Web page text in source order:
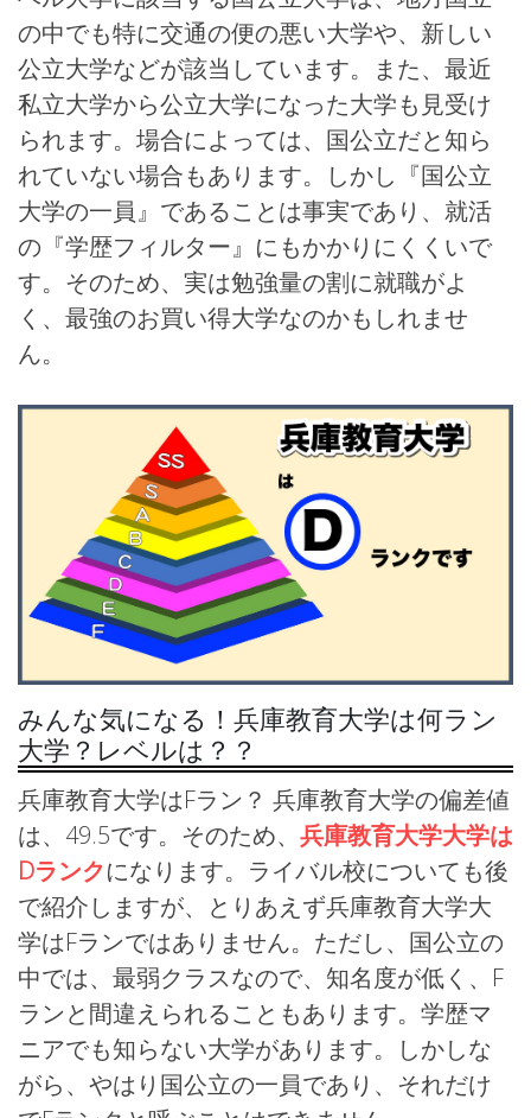
の中でも特に交通の便の悪い大学や、新しい
公立大学などが該当しています。また、最近
私立大学から公立大学になった大学も見受け
られます。場合によっては、国公立だと知ら
れていない場合もあります。しかし『国公立
大学の一員』であることは事実であり、就活
の『学歴フィルター』にもかかりにくくいで
す。そのため、実は勉強量の割に就職がよ
く、最強のお買い得大学なのかもしれませ
ん。
みんな気になる！兵庫教育大学は何ラン
大学？レベルは？？
兵庫教育大学はFラン？ 兵庫教育大学の偏差値
は、49.5です。そのため、 兵庫教育大学大学は
Dランクになります。ライバル校についても後
で紹介しますが、とりあえず兵庫教育大学大
学はFランではありません。ただし、国公立の
中では、最弱クラスなので、知名度が低く、F
ランと間違えられることもあります。学歴マ
ニアでも知らない大学があります。しかしな
がら、やはり国公立の一員であり、それだけ